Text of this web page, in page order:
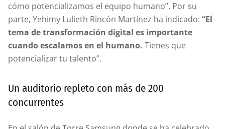
cómo potencializamos el equipo humano”. Por su
parte, Yehimy Lulieth Rincón Martínez ha indicado: “El
tema de transformación digital es importante
cuando escalamos en el humano. Tienes que
potencializar tu talento”.
Un auditorio repleto con más de 200
concurrentes